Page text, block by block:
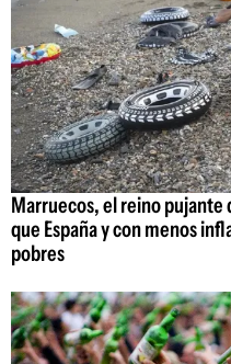
Marruecos, el reino pujante
que España y con menos
pobres